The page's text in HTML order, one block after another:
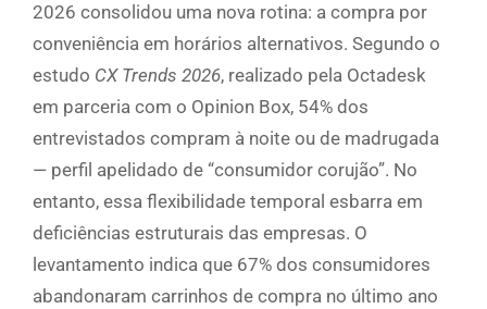
2026 consolidou uma nova rotina: a compra por
conveniência em horários alternativos. Segundo o
estudo CX Trends 2026, realizado pela Octadesk
em parceria com o Opinion Box, 54% dos
entrevistados compram à noite ou de madrugada
— perfil apelidado de “consumidor corujão”. No
entanto, essa flexibilidade temporal esbarra em
deficiências estruturais das empresas. O
levantamento indica que 67% dos consumidores
abandonaram carrinhos de compra no último ano